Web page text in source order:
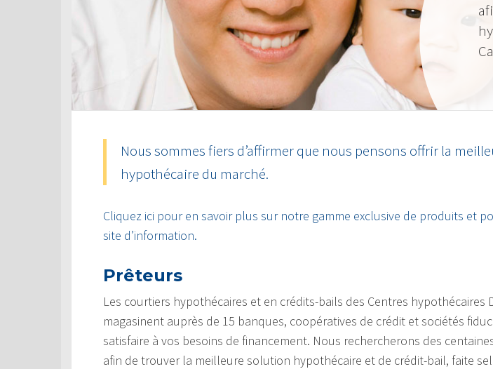
Nous sommes fiers d’affirmer que nous pensons offrir la
hypothécaire du marché.
Cliquez ici pour en savoir plus sur notre gamme exclusive de produits et
site d’information.
Prêteurs
Les courtiers hypothécaires et en crédits-bails des Centres hypothécaires
magasinent auprès de 15 banques, coopératives de crédit et sociétés
satisfaire à vos besoins de financement. Nous rechercherons des
afin de trouver la meilleure solution hypothécaire et de crédit-bail, faite